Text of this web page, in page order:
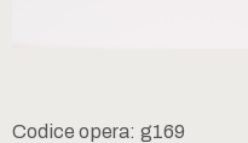
Codice opera: g169